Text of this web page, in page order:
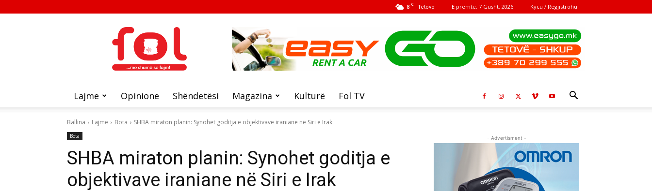
8 C Tetovo E premte, 7 Gusht, 2026 Kycu / Regjistrohu
FOL
Lajme Opinione Shëndetësi Magazina Kulturë Fol TV
Ballina Lajme Bota SHBA miraton planin: Synohet goditja e objektivave iraniane në Siri e Irak
Bota
SHBA miraton planin: Synohet goditja e
objektivave iraniane në Siri e Irak
- Advertisment -